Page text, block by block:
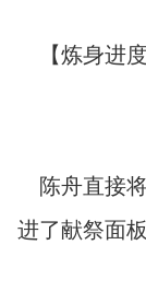
【炼身进度
陈舟直接
进了献祭面